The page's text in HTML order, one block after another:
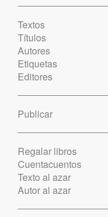
Textos
Títulos
Autores
Etiquetas
Editores
Publicar
Regalar libros
Cuentacuentos
Texto al azar
Autor al azar